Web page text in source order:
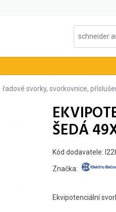
řadové svorky, svorkovnice,
ŠEDÁ
Kód dodavatele:
Značka:
Ekvipotenciální